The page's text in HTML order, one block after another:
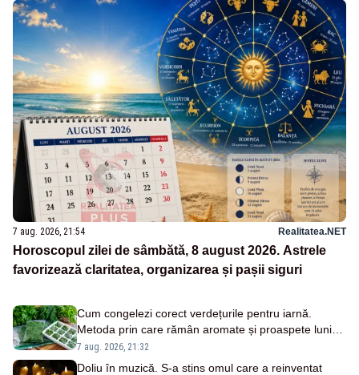
7 aug. 2026, 21:54 Realitatea.NET
Horoscopul zilei de sâmbătă, 8 august 2026. Astrele
favorizează claritatea, organizarea și pașii siguri
Cum congelezi corect verdețurile pentru iarnă.
Metoda prin care rămân aromate și proaspete luni
întregi
7 aug. 2026, 21:32
Doliu în muzică. S-a stins omul care a reinventat